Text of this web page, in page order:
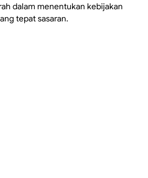
dalam menentukan kebijakan
tepat sasaran.